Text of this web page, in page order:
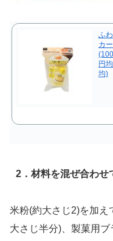
ふ
カ
円
均)
2．材料を混ぜ合わせ
米粉(約大さじ2)を加え
大さじ半分)、製菓用